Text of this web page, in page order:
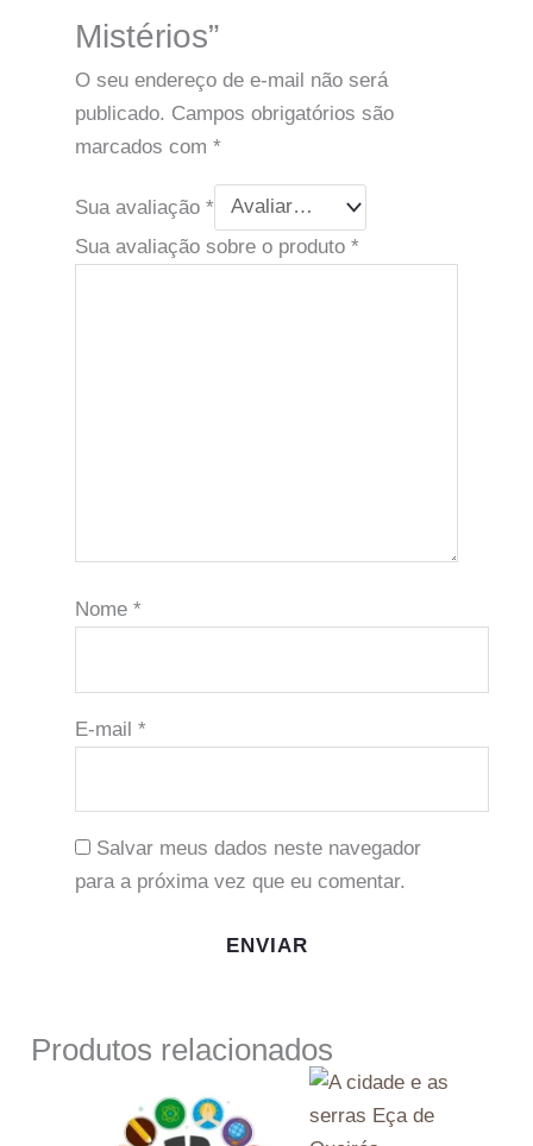
Mistérios”
O seu endereço de e-mail não será
publicado. Campos obrigatórios são
marcados com *
Sua avaliação *
Sua avaliação sobre o produto *
Nome *
E-mail *
Salvar meus dados neste navegador
para a próxima vez que eu comentar.
Produtos relacionados